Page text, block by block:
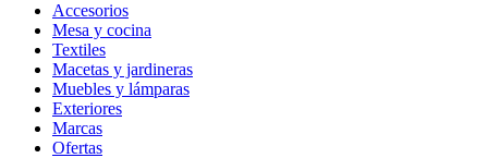
Accesorios
Mesa y cocina
Textiles
Macetas y jardineras
Muebles y lámparas
Exteriores
Marcas
Ofertas